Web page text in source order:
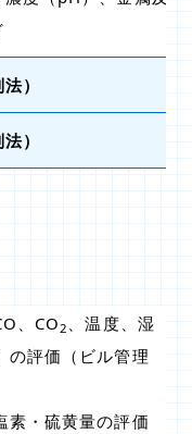
）
）
、CO 2 、温度、湿
の評価（ビル管理
素・硫黄量の評価